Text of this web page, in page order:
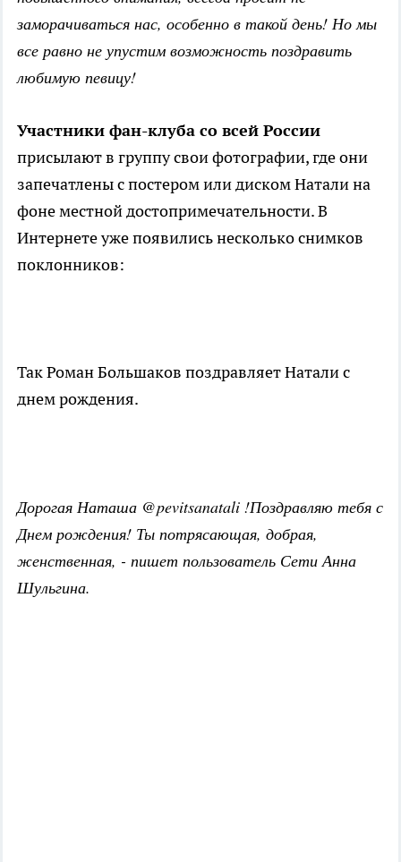
заморачиваться нас, особенно в такой день! Но мы
все равно не упустим возможность поздравить
любимую певицу!
Участники фан-клуба со всей России
присылают в группу свои фотографии, где они
запечатлены с постером или диском Натали на
фоне местной достопримечательности. В
Интернете уже появились несколько снимков
поклонников:
Так Роман Большаков поздравляет Натали с
днем рождения.
Дорогая Наташа @pevitsanatali !Поздравляю тебя с
Днем рождения! Ты потрясающая, добрая,
женственная, - пишет пользователь Сети Анна
Шульгина.